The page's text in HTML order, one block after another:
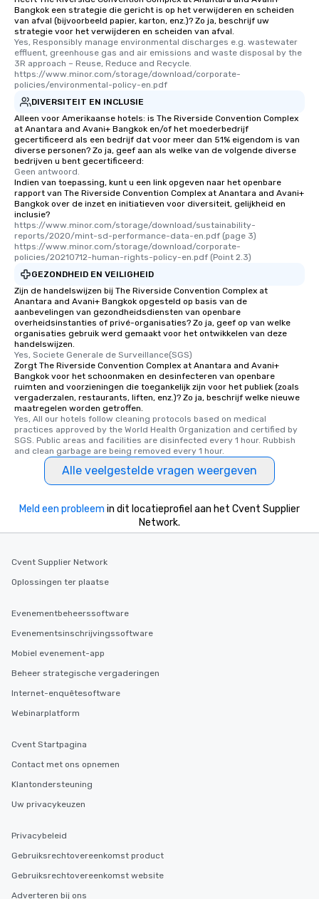
Bangkok een strategie die gericht is op het verwijderen en scheiden
van afval (bijvoorbeeld papier, karton, enz.)? Zo ja, beschrijf uw
strategie voor het verwijderen en scheiden van afval.
Yes, Responsibly manage environmental discharges e.g. wastewater
effluent, greenhouse gas and air emissions and waste disposal by the
3R approach – Reuse, Reduce and Recycle.
https://www.minor.com/storage/download/corporate-
policies/environmental-policy-en.pdf
DIVERSITEIT EN INCLUSIE
Alleen voor Amerikaanse hotels: is The Riverside Convention Complex
at Anantara and Avani+ Bangkok en/of het moederbedrijf
gecertificeerd als een bedrijf dat voor meer dan 51% eigendom is van
diverse personen? Zo ja, geef aan als welke van de volgende diverse
bedrijven u bent gecertificeerd:
Geen antwoord.
Indien van toepassing, kunt u een link opgeven naar het openbare
rapport van The Riverside Convention Complex at Anantara and Avani+
Bangkok over de inzet en initiatieven voor diversiteit, gelijkheid en
inclusie?
https://www.minor.com/storage/download/sustainability-
reports/2020/mint-sd-performance-data-en.pdf (page 3)
https://www.minor.com/storage/download/corporate-
policies/20210712-human-rights-policy-en.pdf (Point 2.3)
GEZONDHEID EN VEILIGHEID
Zijn de handelswijzen bij The Riverside Convention Complex at
Anantara and Avani+ Bangkok opgesteld op basis van de
aanbevelingen van gezondheidsdiensten van openbare
overheidsinstanties of privé-organisaties? Zo ja, geef op van welke
organisaties gebruik werd gemaakt voor het ontwikkelen van deze
handelswijzen.
Yes, Societe Generale de Surveillance(SGS)
Zorgt The Riverside Convention Complex at Anantara and Avani+
Bangkok voor het schoonmaken en desinfecteren van openbare
ruimten and voorzieningen die toegankelijk zijn voor het publiek (zoals
vergaderzalen, restaurants, liften, enz.)? Zo ja, beschrijf welke nieuwe
maatregelen worden getroffen.
Yes, All our hotels follow cleaning protocols based on medical
practices approved by the World Health Organization and certified by
SGS. Public areas and facilities are disinfected every 1 hour. Rubbish
and clean garbage are being removed every 1 hour.
Alle veelgestelde vragen weergeven
Meld een probleem in dit locatieprofiel aan het Cvent Supplier
Network.
Cvent Supplier Network
Oplossingen ter plaatse
Evenementbeheerssoftware
Evenementsinschrijvingssoftware
Mobiel evenement-app
Beheer strategische vergaderingen
Internet-enquêtesoftware
Webinarplatform
Cvent Startpagina
Contact met ons opnemen
Klantondersteuning
Uw privacykeuzen
Privacybeleid
Gebruiksrechtovereenkomst product
Gebruiksrechtovereenkomst website
Adverteren bij ons